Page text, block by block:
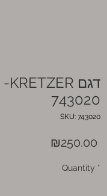
743020
SKU: 743020
₪250.00
Quantity *